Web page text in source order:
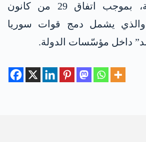
الحكومة السورية، بموجب اتفاق 29 من كانون
والذي يشمل دمج قوات سوريا
داخل مؤسّسات الدولة.